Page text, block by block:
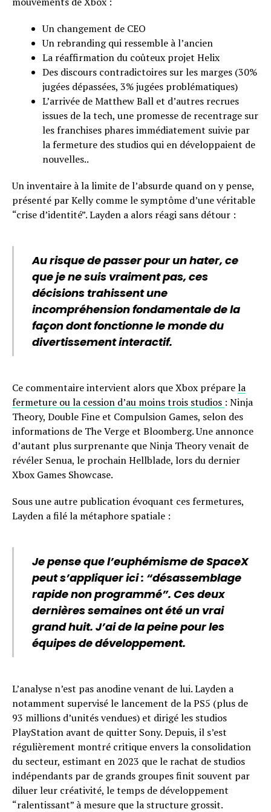
Un changement de CEO
Un rebranding qui ressemble à l’ancien
La réaffirmation du coûteux projet Helix
Des discours contradictoires sur les marges (30%
jugées dépassées, 3% jugées problématiques)
L’arrivée de Matthew Ball et d’autres recrues
issues de la tech, une promesse de recentrage sur
les franchises phares immédiatement suivie par
la fermeture des studios qui en développaient de
nouvelles..
Un inventaire à la limite de l’absurde quand on y pense,
présenté par Kelly comme le symptôme d’une véritable
“crise d’identité”. Layden a alors réagi sans détour :
Au risque de passer pour un hater, ce
que je ne suis vraiment pas, ces
décisions trahissent une
incompréhension fondamentale de la
façon dont fonctionne le monde du
divertissement interactif.
Ce commentaire intervient alors que Xbox préparela
fermeture ou la cession d’au moins trois studios : Ninja
Theory, Double Fine et Compulsion Games, selon des
informations de The Verge et Bloomberg. Une annonce
d’autant plus surprenante que Ninja Theory venait de
révéler Senua, le prochain Hellblade, lors du dernier
Xbox Games Showcase.
Sous une autre publication évoquant ces fermetures,
Layden a filé la métaphore spatiale :
Je pense que l’euphémisme de SpaceX
peut s’appliquer ici : “désassemblage
rapide non programmé”. Ces deux
dernières semaines ont été un vrai
grand huit. J’ai de la peine pour les
équipes de développement.
L’analyse n’est pas anodine venant de lui. Layden a
notamment supervisé le lancement de la PS5 (plus de
93 millions d’unités vendues) et dirigé les studios
PlayStation avant de quitter Sony. Depuis, il s’est
régulièrement montré critique envers la consolidation
du secteur, estimant en 2023 que le rachat de studios
indépendants par de grands groupes finit souvent par
diluer leur créativité, le temps de développement
“ralentissant” à mesure que la structure grossit.